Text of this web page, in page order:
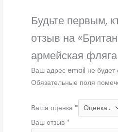
Будьте первым,
отзыв на
армейская
Ваш адрес email не будет
Обязательные поля
Ваша оценка *
Ваш отзыв *